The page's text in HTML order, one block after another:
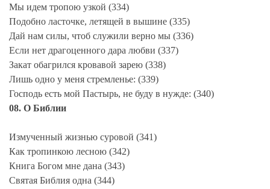
Мы идем тропою узкой (334)
Подобно ласточке, летящей в вышине (335)
Дай нам силы, чтоб служили верно мы (336)
Если нет драгоценного дара любви (337)
Закат обагрился кровавой зарею (338)
Лишь одно у меня стремленье: (339)
Господь есть мой Пастырь, не буду в нужде: (340)
08. О Библии
Измученный жизнью суровой (341)
Как тропинкою лесною (342)
Книга Богом мне дана (343)
Святая Библия одна (344)